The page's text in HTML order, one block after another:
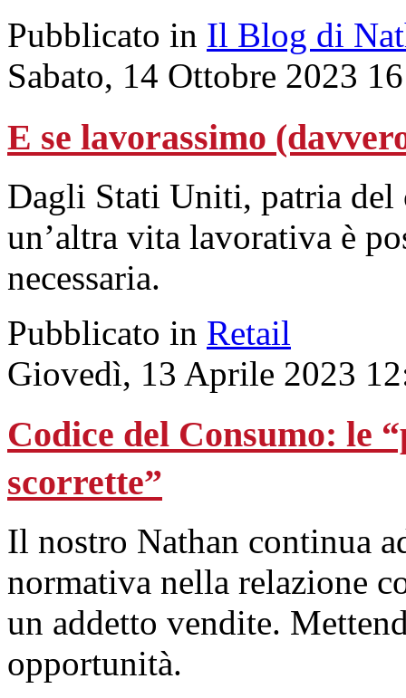
Pubblicato in Il Blog di
Sabato, 14 Ottobre 2023
E se lavorassimo
Dagli Stati Uniti, patria del
un’altra vita lavorativa è
necessaria.
Pubblicato in Retail
Giovedì, 13 Aprile 2023
Codice del Consumo: le
scorrette”
Il nostro Nathan continua
normativa nella relazione
un addetto vendite.
opportunità.